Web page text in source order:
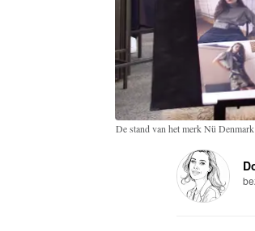
De stand van het merk Nü